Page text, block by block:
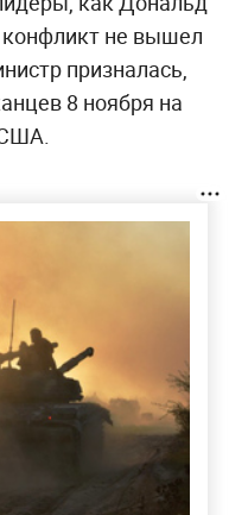
не вышел
призналась,
8 ноября на